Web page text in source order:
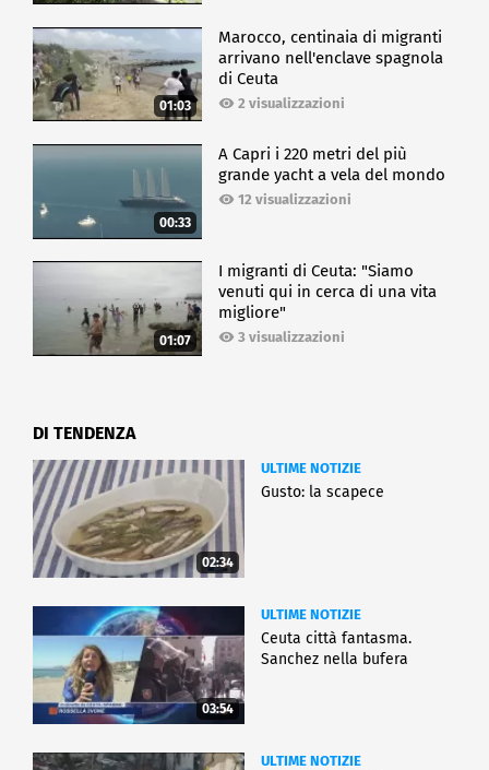
01:03
Marocco, centinaia di migranti
arrivano nell'enclave spagnola
di Ceuta
2 visualizzazioni
00:33
A Capri i 220 metri del più
grande yacht a vela del mondo
12 visualizzazioni
01:07
I migranti di Ceuta: "Siamo
venuti qui in cerca di una vita
migliore"
3 visualizzazioni
DI TENDENZA
02:34
ULTIME NOTIZIE
Gusto: la scapece
03:54
ULTIME NOTIZIE
Ceuta città fantasma.
Sanchez nella bufera
ULTIME NOTIZIE